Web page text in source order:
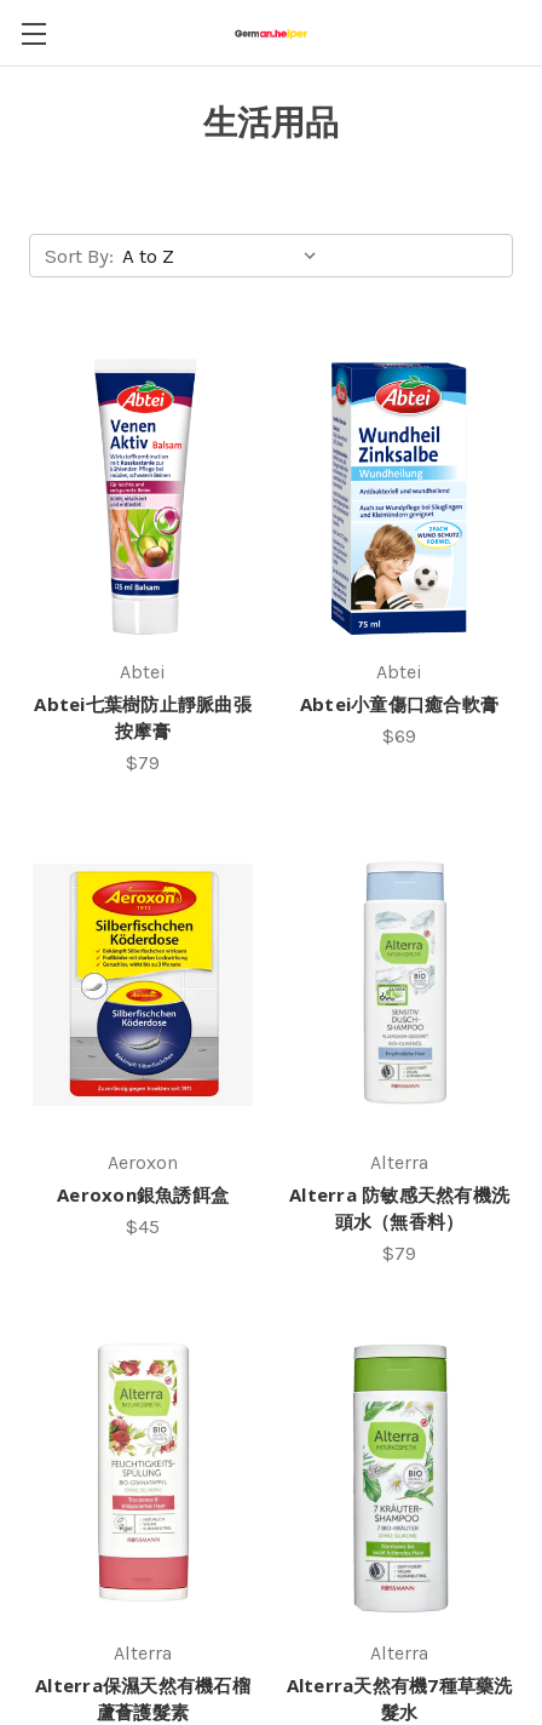
生活用品
Sort By:
Abtei
Abtei七葉樹防止靜脈曲張
按摩膏
$79
Abtei
Abtei小童傷口癒合軟膏
$69
Aeroxon
Aeroxon銀魚誘餌盒
$45
Alterra
Alterra 防敏感天然有機洗
頭水（無香料）
$79
Alterra
Alterra保濕天然有機石榴
蘆薈護髮素
Alterra
Alterra天然有機7種草藥洗
髮水